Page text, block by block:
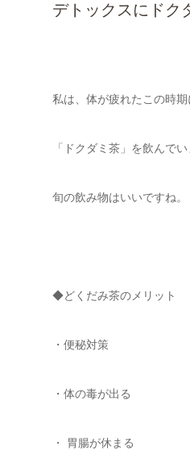
デトックスにドク
私は、体が疲れたこの時期
「ドクダミ茶」を飲んでい
旬の飲み物はいいですね。
◆どくだみ茶のメリット
・便秘対策
・体の毒が出る
・ 胃腸が休まる